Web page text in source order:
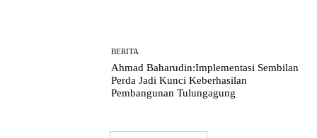
BERITA
Ahmad Baharudin:Implementasi Sembilan
Perda Jadi Kunci Keberhasilan
Pembangunan Tulungagung